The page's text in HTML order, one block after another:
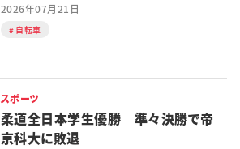
2026年07月21日
自転車
スポーツ
柔道全日本学生優勝 準々決勝で帝
京科大に敗退